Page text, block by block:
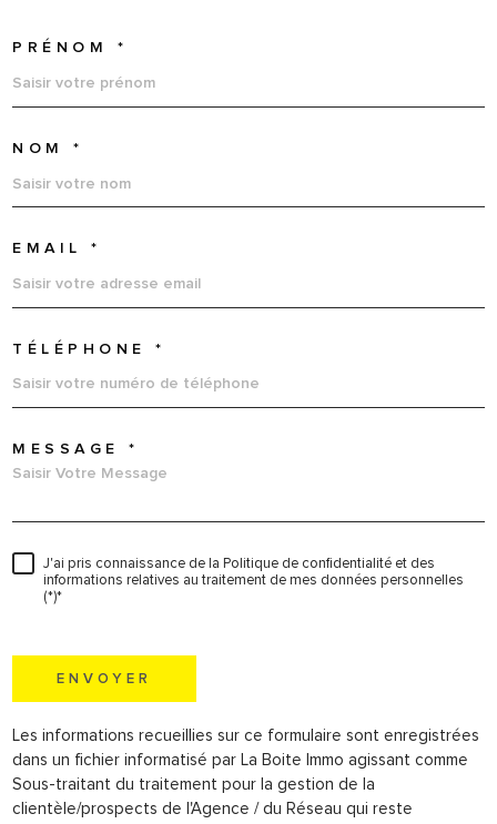
PRÉNOM *
NOM *
EMAIL *
TÉLÉPHONE *
MESSAGE *
J'ai pris connaissance de la Politique de confidentialité et des
informations relatives au traitement de mes données personnelles
(*)*
ENVOYER
Les informations recueillies sur ce formulaire sont enregistrées
dans un fichier informatisé par La Boite Immo agissant comme
Sous-traitant du traitement pour la gestion de la
clientèle/prospects de l'Agence / du Réseau qui reste